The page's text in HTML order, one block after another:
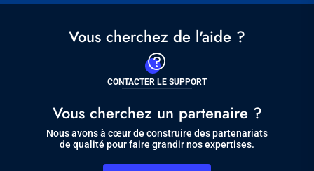
Vous cherchez de l'aide ?
CONTACTER LE SUPPORT
Vous cherchez un partenaire ?
Nous avons à cœur de construire des partenariats
de qualité pour faire grandir nos expertises.